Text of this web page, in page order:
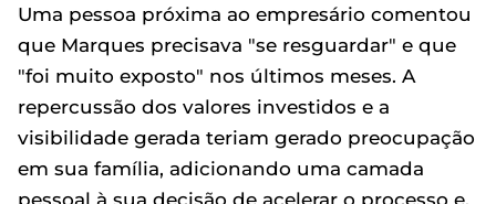
Uma pessoa próxima ao empresário comentou
que Marques precisava "se resguardar" e que
"foi muito exposto" nos últimos meses. A
repercussão dos valores investidos e a
visibilidade gerada teriam gerado preocupação
em sua família, adicionando uma camada
pessoal à sua decisão de acelerar o processo e,